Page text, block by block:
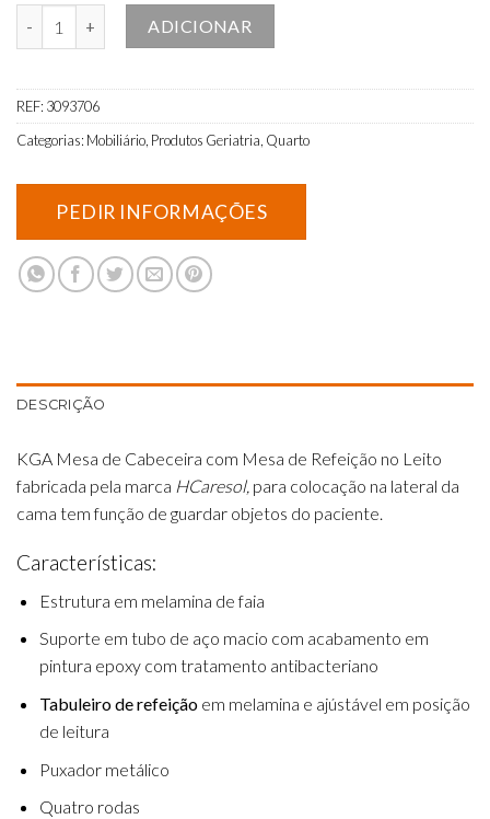
Quantidade de Mesa de Cabeceira com Mesa de Refeição no Leito
ADICIONAR
REF: 3093706
Categorias: Mobiliário, Produtos Geriatria, Quarto
DESCRIÇÃO
KGA Mesa de Cabeceira com Mesa de Refeição no Leito
fabricada pela marca HCaresol, para colocação na lateral da
cama tem função de guardar objetos do paciente.
Características:
Estrutura em melamina de faia
Suporte em tubo de aço macio com acabamento em
pintura epoxy com tratamento antibacteriano
Tabuleiro de refeiçãoem melamina e ajústável em posição
de leitura
Puxador metálico
Quatro rodas